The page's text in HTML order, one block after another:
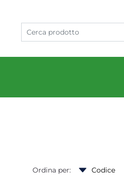
Ordina per: